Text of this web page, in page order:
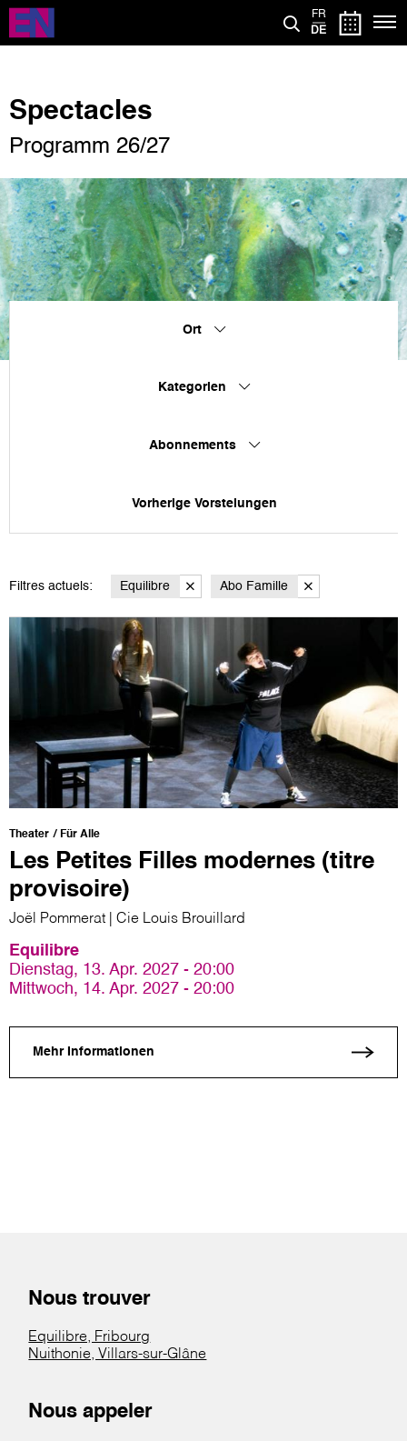
Direkt
zum
Inhalt
FR
DE
Spectacles
Programm 26/27
Ort
Kategorien
Abonnements
Vorherige Vorstelungen
Filtres actuels: Equilibre Abo Famille
Theater Für Alle
Les Petites Filles modernes (titre
provisoire)
Joël Pommerat | Cie Louis Brouillard
Equilibre
Dienstag, 13. Apr. 2027 - 20:00
Mittwoch, 14. Apr. 2027 - 20:00
Mehr Informationen
Nous trouver
Equilibre, Fribourg
Nuithonie, Villars-sur-Glâne
Nous appeler